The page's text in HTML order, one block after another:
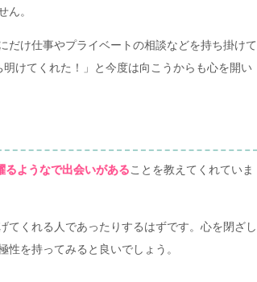
。
け仕事やプライベートの相談などを持ち掛けて
けてくれた！」と今度は向こうからも心を開い
るようなで出会いがあることを教えてくれていま
くれる人であったりするはずです。心を閉ざし
を持ってみると良いでしょう。